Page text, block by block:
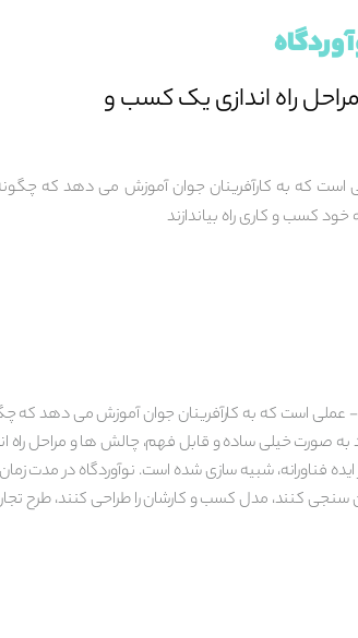
راه اندازی یک کسب و
است که به کارآفرینان جوان آموزش می دهد که
خود کسب و کاری راه بیاندازند
عملی است که به کارآفرینان جوان آموزش می دهد که
به صورت خیلی ساده و قابل فهم، چالش ها و مراحل
سنجی کنند، مدل کسب ‌و‌ کارشان را طراحی کنند، طرح